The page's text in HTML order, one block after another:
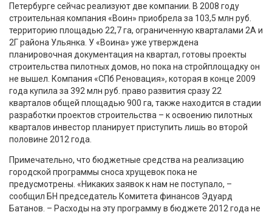
Петербурге сейчас реализуют две компании. В 2008 году
строительная компания «Воин» приобрела за 103,5 млн руб.
территорию площадью 22,7 га, ограниченную кварталами 2А и
2Г района Ульянка. У «Воина» уже утверждена
планировочная документация на квартал, готовы проекты
строительства пилотных домов, но пока на стройплощадку он
не вышел. Компания «СПб Реновация», которая в конце 2009
года купила за 392 млн руб. право развития сразу 22
кварталов общей площадью 900 га, также находится в стадии
разработки проектов строительства – к освоению пилотных
кварталов инвестор планирует приступить лишь во второй
половине 2012 года.
Примечательно, что бюджетные средства на реализацию
городской программы сноса хрущевок пока не
предусмотрены. «Никаких заявок к нам не поступало, –
сообщил БН председатель Комитета финансов Эдуард
Батанов. – Расходы на эту программу в бюджете 2012 года не